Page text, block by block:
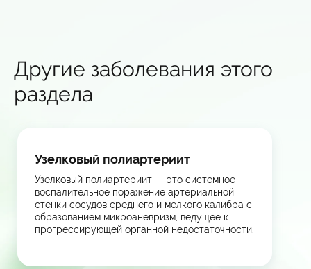
Другие заболевания этого
раздела
Узелковый полиартериит
Узелковый полиартериит — это системное
воспалительное поражение артериальной
стенки сосудов среднего и мелкого калибра с
образованием микроаневризм, ведущее к
прогрессирующей органной недостаточности.